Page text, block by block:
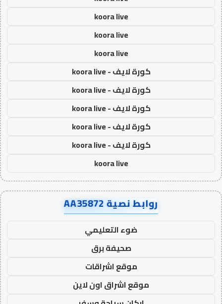
koora live
koora live
koora live
كورة لايف - koora live
كورة لايف - koora live
كورة لايف - koora live
كورة لايف - koora live
كورة لايف - koora live
koora live
روابط نصية AA35872
ضوء التعليمي
صحيفة برق
موقع اشراقات
موقع اشراق اون لاين